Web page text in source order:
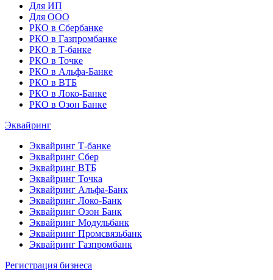
Для ИП
Для ООО
РКО в Сбербанке
РКО в Газпромбанке
РКО в Т-банке
РКО в Точке
РКО в Альфа-Банке
РКО в ВТБ
РКО в Локо-Банке
РКО в Озон Банке
Эквайринг
Эквайринг Т-банке
Эквайринг Сбер
Эквайринг ВТБ
Эквайринг Точка
Эквайринг Альфа-Банк
Эквайринг Локо-Банк
Эквайринг Озон Банк
Эквайринг Модульбанк
Эквайринг Промсвязьбанк
Эквайринг Газпромбанк
Регистрация бизнеса